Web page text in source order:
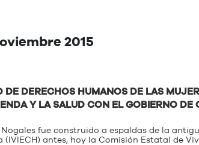
2015
DERECHOS HUMANOS DE LAS
Y LA SALUD CON EL GOBIERNO DE
fue construido a espaldas de la
antes, hoy la Comisión Estatal de